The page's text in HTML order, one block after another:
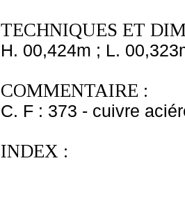
TECHNIQUES ET
H. 00,424m ; L.
COMMENTAIRE :
C. F : 373 - cuivre
INDEX :